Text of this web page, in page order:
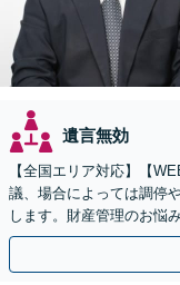
遺言無効
【全国エリア対応】【
議、場合によっては調停
します。財産管理のお悩
引き継ぐ安心の事業承継